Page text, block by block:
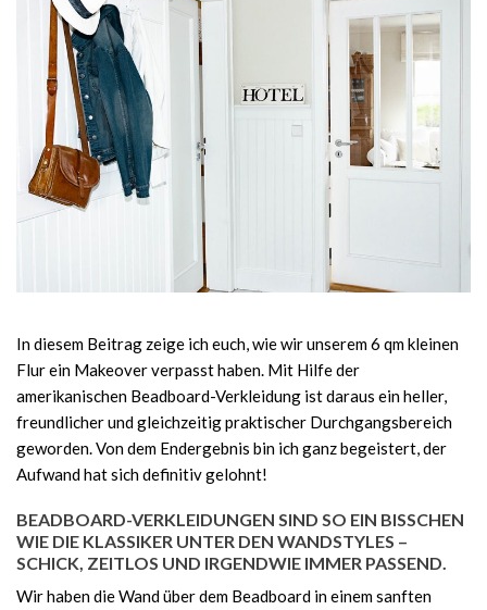
In diesem Beitrag zeige ich euch, wie wir unserem 6 qm kleinen
Flur ein Makeover verpasst haben. Mit Hilfe der
amerikanischen Beadboard-Verkleidung ist daraus ein heller,
freundlicher und gleichzeitig praktischer Durchgangsbereich
geworden. Von dem Endergebnis bin ich ganz begeistert, der
Aufwand hat sich definitiv gelohnt!
BEADBOARD-VERKLEIDUNGEN SIND SO EIN BISSCHEN
WIE DIE KLASSIKER UNTER DEN WANDSTYLES –
SCHICK, ZEITLOS UND IRGENDWIE IMMER PASSEND.
Wir haben die Wand über dem Beadboard in einem sanften